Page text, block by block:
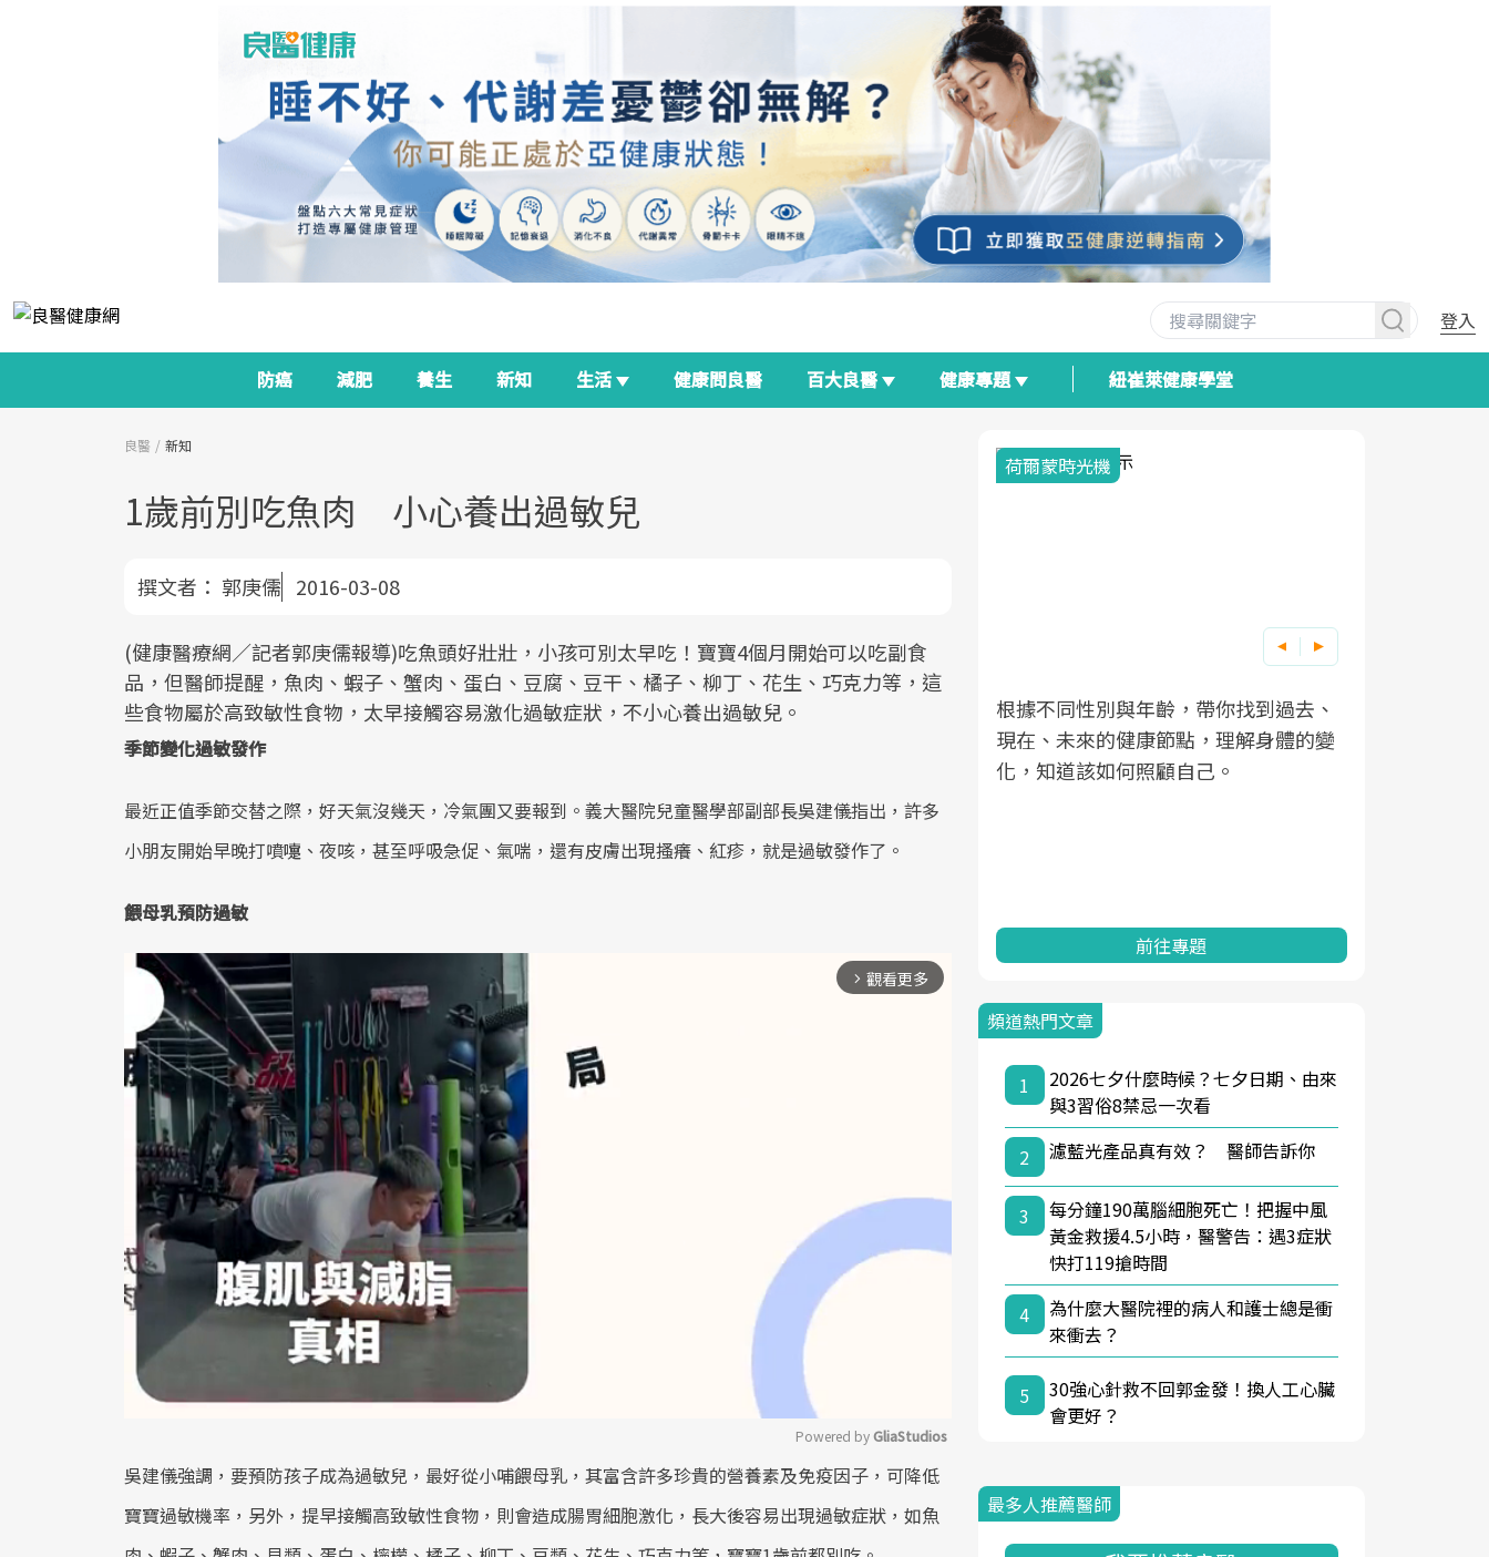
登入
防癌 減肥 養生 新知 生活 健康問良醫 百大良醫 健康專題 紐崔萊健康學堂
良醫 新知
1歲前別吃魚肉 小心養出過敏兒
撰文者： 郭庚儒 2016-03-08
(健康醫療網／記者郭庚儒報導)吃魚頭好壯壯，小孩可別太早吃！寶寶4個月開始可以吃副食
品，但醫師提醒，魚肉、蝦子、蟹肉、蛋白、豆腐、豆干、橘子、柳丁、花生、巧克力等，這
些食物屬於高致敏性食物，太早接觸容易激化過敏症狀，不小心養出過敏兒。
季節變化過敏發作
最近正值季節交替之際，好天氣沒幾天，冷氣團又要報到。義大醫院兒童醫學部副部長吳建儀指出，許多
小朋友開始早晚打噴嚏、夜咳，甚至呼吸急促、氣喘，還有皮膚出現搔癢、紅疹，就是過敏發作了。
餵母乳預防過敏
arrow_forward_ios 觀看更多
Mute
Powered by GliaStudios
吳建儀強調，要預防孩子成為過敏兒，最好從小哺餵母乳，其富含許多珍貴的營養素及免疫因子，可降低
寶寶過敏機率，另外，提早接觸高致敏性食物，則會造成腸胃細胞激化，長大後容易出現過敏症狀，如魚
面對超高齡社會的浪潮，台灣正在快速
照3.0」的推進，「預防醫學」已成全民
療院所的服務，更是民眾了解自身健康
2025年，就到良醫生活祭體驗「一站式
良醫健康網從「換季的身體變化」出
改善行動。
荷爾蒙時光機
根據不同性別與年齡，帶你找到過去、
現在、未來的健康節點，理解身體的變
化，知道該如何照顧自己。
前往專題
頻道熱門文章
1
2026七夕什麼時候？七夕日期、由來
與3習俗8禁忌一次看
2
濾藍光產品真有效？ 醫師告訴你
3
每分鐘190萬腦細胞死亡！把握中風
黃金救援4.5小時，醫警告：遇3症狀
快打119搶時間
4
為什麼大醫院裡的病人和護士總是衝
來衝去？
5
30強心針救不回郭金發！換人工心臟
會更好？
最多人推薦醫師